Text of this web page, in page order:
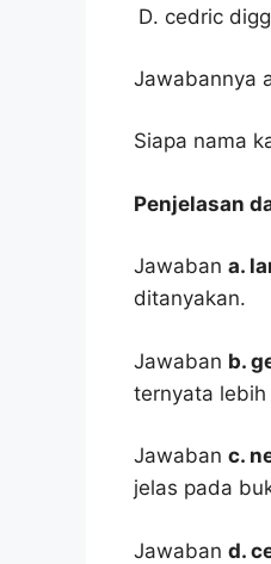
cedric
Jawabannya
Siapa nama
Penjelasan
Jawaban a.
ditanyakan.
Jawaban b.
ternyata
Jawaban c.
jelas pada
Jawaban d.